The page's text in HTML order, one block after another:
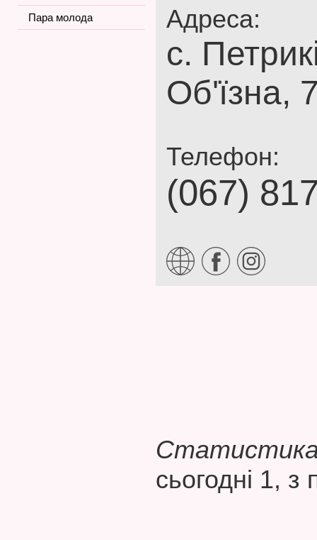
Пара молода
Адреса:
с.
Об'їзна,
Телефон:
(067)
Статистика
сьогодні 1, з